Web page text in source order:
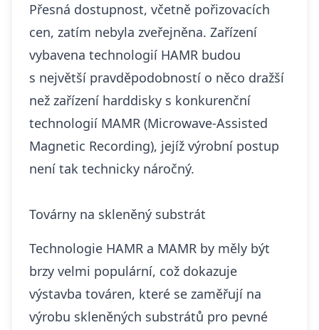
Přesná dostupnost, včetně pořizovacích
cen, zatím nebyla zveřejněna. Zařízení
vybavena technologií HAMR budou
s největší pravděpodobností o něco dražší
než zařízení harddisky s konkurenční
technologií MAMR (Microwave-Assisted
Magnetic Recording), jejíž výrobní postup
není tak technicky náročný.
Továrny na skleněný substrát
Technologie HAMR a MAMR by měly být
brzy velmi populární, což dokazuje
výstavba továren, které se zaměřují na
výrobu skleněných substrátů pro pevné